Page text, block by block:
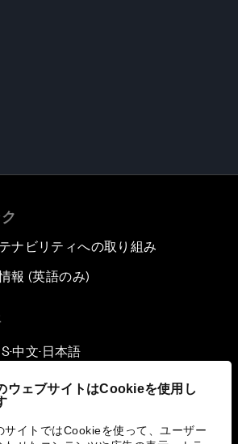
ウェブサイトはCookieを使用し
サイトではCookieを使って、ユーザー
ナビリティへの取り組み
報 (英語のみ)
▪中文▪ 日本語